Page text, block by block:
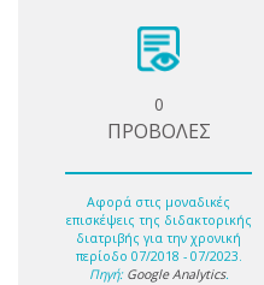
0
ΠΡΟΒΟΛΕΣ
Αφορά στις μοναδικές
επισκέψεις της διδακτορικής
διατριβής για την χρονική
περίοδο 07/2018 - 07/2023.
Πηγή: Google Analytics.